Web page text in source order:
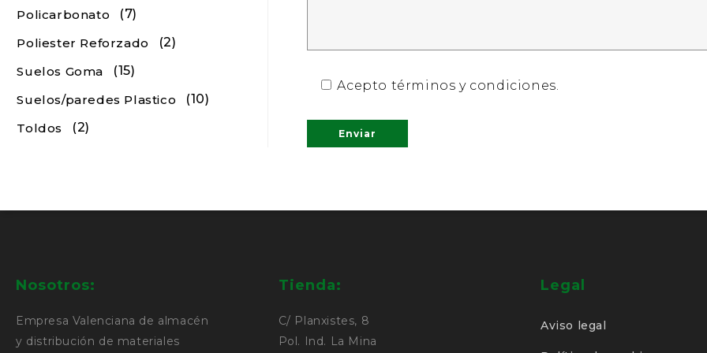
Policarbonato
(7)
Poliester Reforzado
(2)
Suelos Goma
(15)
Suelos/paredes Plastico
(10)
Toldos
(2)
Acepto términos y condiciones.
Nosotros:
Empresa Valenciana de almacén
y distribución de materiales
Tienda:
C/ Planxistes, 8
Pol. Ind. La Mina
Legal
Aviso legal